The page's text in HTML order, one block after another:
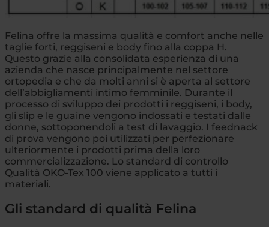
Felina offre la massima qualità e comfort anche nelle
taglie forti, reggiseni e body fino alla coppa H.
Questo grazie alla consolidata esperienza di una
azienda che nasce principalmente nel settore
ortopedia e che da molti anni si è aperta al settore
dell’abbigliamenti intimo femminile. Durante il
processo di sviluppo dei prodotti i reggiseni, i body,
gli slip e le guaine vengono indossati e testati dalle
donne, sottoponendoli a test di lavaggio. I feednack
di prova vengono poi utilizzati per perfezionare
ulteriormente i prodotti prima della loro
commercializzazione. Lo standard di controllo
Qualità OKO-Tex 100 viene applicato a tutti i
materiali.
Gli standard di qualità Felina